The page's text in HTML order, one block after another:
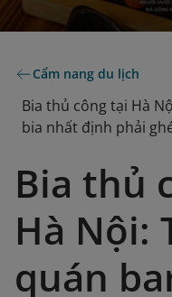
Cẩm nang du lịch
Bia thủ công tại Hà
bia nhất định phải
Bia thủ
Hà Nội:
quán